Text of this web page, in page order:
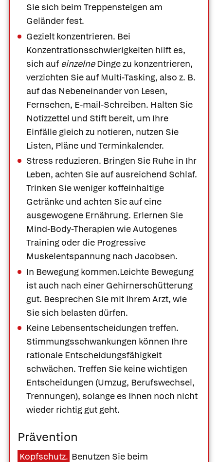
Sie sich beim Treppensteigen am
Geländer fest.
Gezielt konzentrieren. Bei
Konzentrationsschwierigkeiten hilft es,
sich auf einzelneDinge zu konzentrieren,
verzichten Sie auf Multi-Tasking, also z. B.
auf das Nebeneinander von Lesen,
Fernsehen, E-mail-Schreiben. Halten Sie
Notizzettel und Stift bereit, um Ihre
Einfälle gleich zu notieren, nutzen Sie
Listen, Pläne und Terminkalender.
Stress reduzieren. Bringen Sie Ruhe in Ihr
Leben, achten Sie auf ausreichend Schlaf.
Trinken Sie weniger koffeinhaltige
Getränke und achten Sie auf eine
ausgewogene Ernährung. Erlernen Sie
Mind-Body-Therapien wie Autogenes
Training oder die Progressive
Muskelentspannung nach Jacobsen.
In Bewegung kommen.Leichte Bewegung
ist auch nach einer Gehirnerschütterung
gut. Besprechen Sie mit Ihrem Arzt, wie
Sie sich belasten dürfen.
Keine Lebensentscheidungen treffen.
Stimmungsschwankungen können Ihre
rationale Entscheidungsfähigkeit
schwächen. Treffen Sie keine wichtigen
Entscheidungen (Umzug, Berufswechsel,
Trennungen), solange es Ihnen noch nicht
wieder richtig gut geht.
Prävention
Kopfschutz. Benutzen Sie beim